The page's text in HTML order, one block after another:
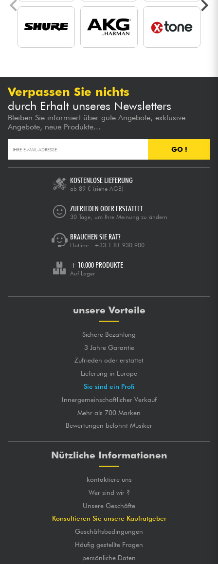
Verpassen Sie nichts
durch Erhalt unseres Newsletters
Bleiben Sie informiert über gute Angebote, exklusive
Angebote, neue Produkte...
GO !
KOSTENLOSE LIEFERUNG
ab 89 € (siehe AGB)
ZUFRIEDEN ODER ERSTATTET
30 Tage, um Ihre Meinung zu ändern
BRAUCHEN SIE RAT?
Hotline : +33 1 81 930 900
+ 10.000 PRODUKTE
Auf Lager
unsere Vorteile
Sichere Bezahlung
3 Jahre Garantie
Zufrieden oder erstattet
Lieferung in Europe
Sie sind ein Profi
Innergemeinschaftlicher Verkauf
Mehr als 700 Marken
Bewertungen belohnt Musiker
Nützliche Informationen
kontaktiere uns
Wer sind wir ?
Unsere Geschäfte
Konsultieren Sie unsere Kaufratgeber
Geschäftsbedingungen
Häufig gestellte Fragen
persönliche Daten